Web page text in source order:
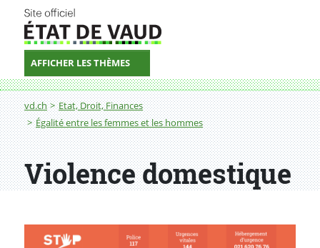
AFFICHER LES THÈMES
Fil d'Ariane
vd.ch
Etat, Droit, Finances
Égalité entre les femmes et les hommes
Violence domestique
Violence domestique